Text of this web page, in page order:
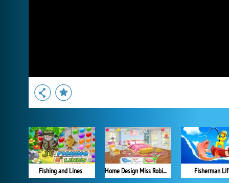
Fishing and Lines Home Design Miss Robins Home Makeover Fisherman